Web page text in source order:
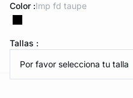
DE PANTIES
ahora
Color : imp fd taupe
Tallas :
Por favor selecciona tu talla